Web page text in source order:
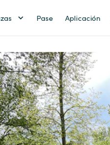
Pase Aplicación